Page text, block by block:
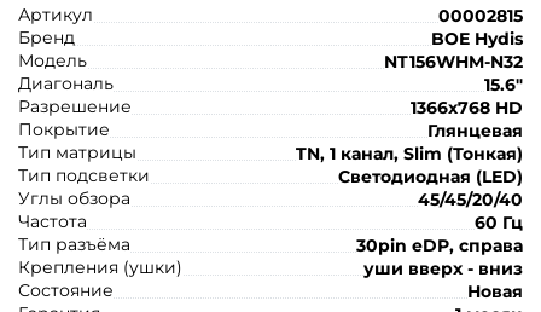
Артикул
00002815
Бренд
BOE Hydis
Модель
NT156WHM-N32
Диагональ
15.6"
Разрешение
1366x768 HD
Покрытие
Глянцевая
Тип матрицы
TN, 1 канал, Slim (Тонкая)
Тип подсветки
Светодиодная (LED)
Углы обзора
45/45/20/40
Частота
60 Гц
Тип разъёма
30pin eDP, справа
Крепления (ушки)
уши вверх - вниз
Состояние
Новая